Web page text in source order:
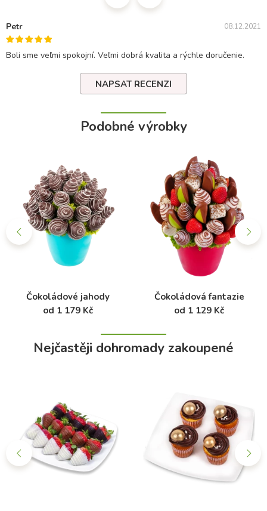
Petr 08.12.2021
Boli sme veľmi spokojní. Veľmi dobrá kvalita a rýchle doručenie.
NAPSAT RECENZI
Podobné výrobky
Čokoládové jahody
od 1 179 Kč
Čokoládová fantazie
od 1 129 Kč
Nejčastěji dohromady zakoupené